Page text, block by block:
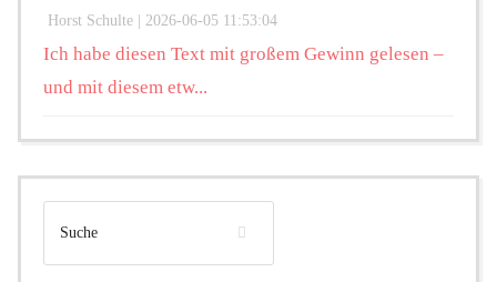
Horst Schulte | 2026-06-05 11:53:04
Ich habe diesen Text mit großem Gewinn gelesen –
und mit diesem etw...